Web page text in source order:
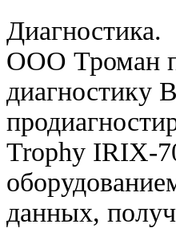
Диагностика.
ООО Троман
диагностику
Trophy IRIX-
данных,